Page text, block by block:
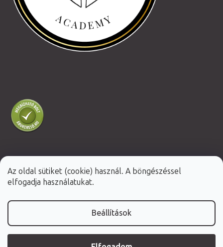
Az oldal sütiket (cookie) használ. A böngészéssel
elfogadja használatukat.
Beállítások
Shoptet Premium készítette